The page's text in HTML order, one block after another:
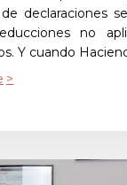
declaraciones
no
Y cuando